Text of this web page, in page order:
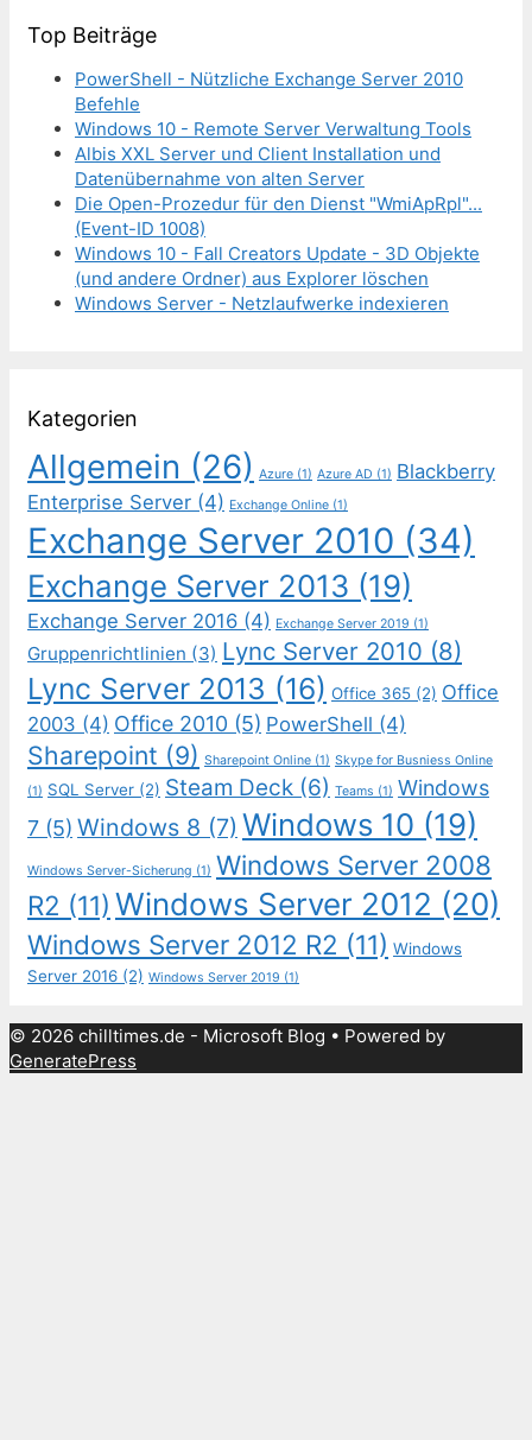
Top Beiträge
PowerShell - Nützliche Exchange Server 2010
Befehle
Windows 10 - Remote Server Verwaltung Tools
Albis XXL Server und Client Installation und
Datenübernahme von alten Server
Die Open-Prozedur für den Dienst "WmiApRpl"...
(Event-ID 1008)
Windows 10 - Fall Creators Update - 3D Objekte
(und andere Ordner) aus Explorer löschen
Windows Server - Netzlaufwerke indexieren
Kategorien
Allgemein (26) Azure (1) Azure AD (1) Blackberry
Enterprise Server (4) Exchange Online (1)
Exchange Server 2010 (34)
Exchange Server 2013 (19)
Exchange Server 2016 (4) Exchange Server 2019 (1)
Gruppenrichtlinien (3) Lync Server 2010 (8)
Lync Server 2013 (16) Office 365 (2) Office
2003 (4) Office 2010 (5) PowerShell (4)
Sharepoint (9) Sharepoint Online (1) Skype for Busniess Online
(1) SQL Server (2) Steam Deck (6) Teams (1) Windows
7 (5) Windows 8 (7) Windows 10 (19)
Windows Server-Sicherung (1) Windows Server 2008
R2 (11) Windows Server 2012 (20)
Windows Server 2012 R2 (11) Windows
Server 2016 (2) Windows Server 2019 (1)
© 2026 chilltimes.de - Microsoft Blog • Powered by
GeneratePress